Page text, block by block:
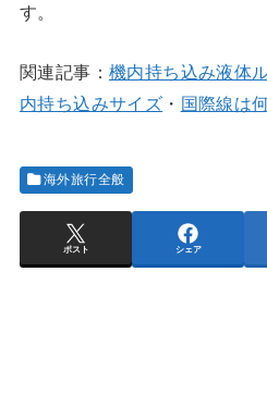
す。
関連記事： 機内持ち込み液体
内持ち込みサイズ ・ 国際線は
海外旅行全般
ポスト シェア